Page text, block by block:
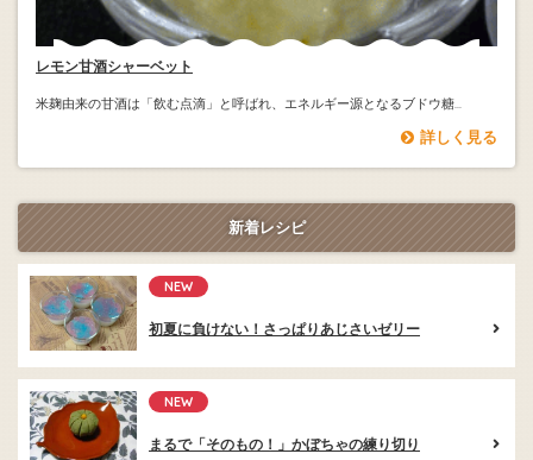
レモン甘酒シャーベット
米麹由来の甘酒は「飲む点滴」と呼ばれ、エネルギー源となるブドウ糖...
詳しく見る
新着レシピ
NEW
初夏に負けない！さっぱりあじさいゼリー
NEW
まるで「そのもの！」かぼちゃの練り切り